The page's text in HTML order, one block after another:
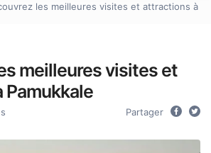
les meilleures visites et attractions à
meilleures visites et
Partager